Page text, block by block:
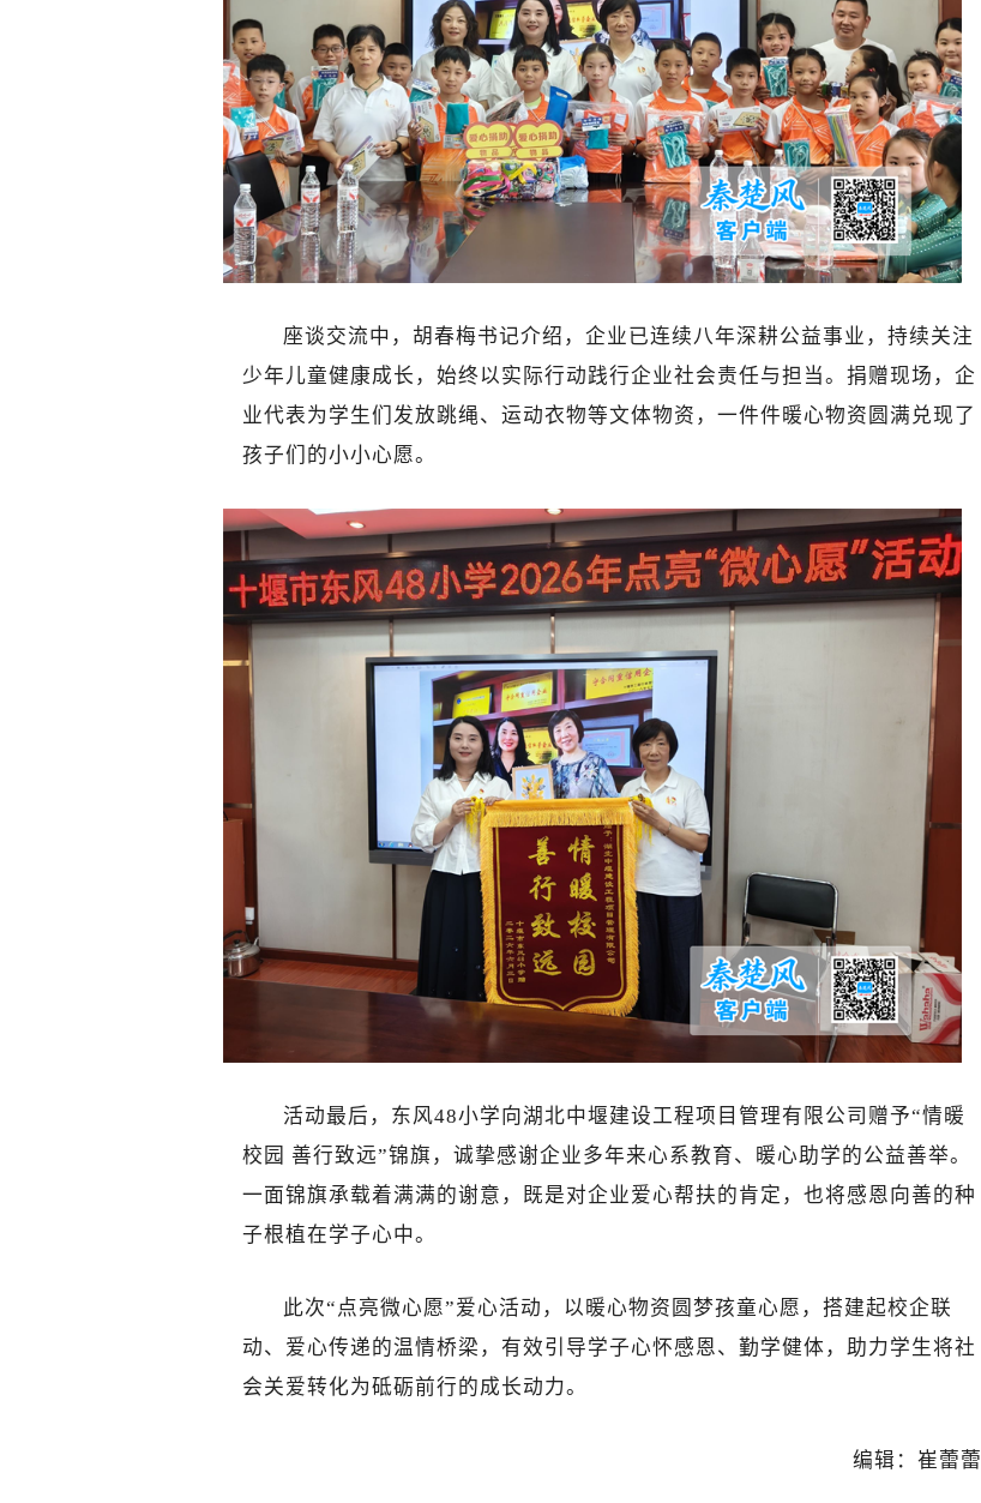
座谈交流中，胡春梅书记介绍，企业已连续八年深耕公益事业，持续关注
少年儿童健康成长，始终以实际行动践行企业社会责任与担当。捐赠现场，企
业代表为学生们发放跳绳、运动衣物等文体物资，一件件暖心物资圆满兑现了
孩子们的小小心愿。
活动最后，东风48小学向湖北中堰建设工程项目管理有限公司赠予“情暖
校园 善行致远”锦旗，诚挚感谢企业多年来心系教育、暖心助学的公益善举。
一面锦旗承载着满满的谢意，既是对企业爱心帮扶的肯定，也将感恩向善的种
子根植在学子心中。
此次“点亮微心愿”爱心活动，以暖心物资圆梦孩童心愿，搭建起校企联
动、爱心传递的温情桥梁，有效引导学子心怀感恩、勤学健体，助力学生将社
会关爱转化为砥砺前行的成长动力。
编辑：崔蕾蕾